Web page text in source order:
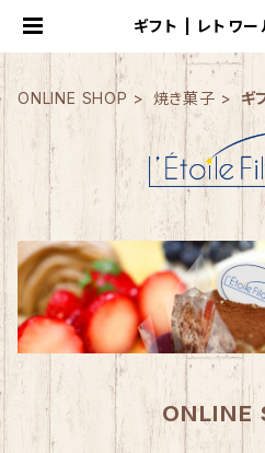
ギフト | レトワー
ONLINE SHOP 焼き菓子 ギ
ONLINE